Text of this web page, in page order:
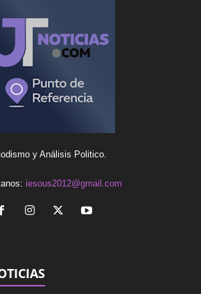
y Análisis Politico.
iesous2012@gmail.com